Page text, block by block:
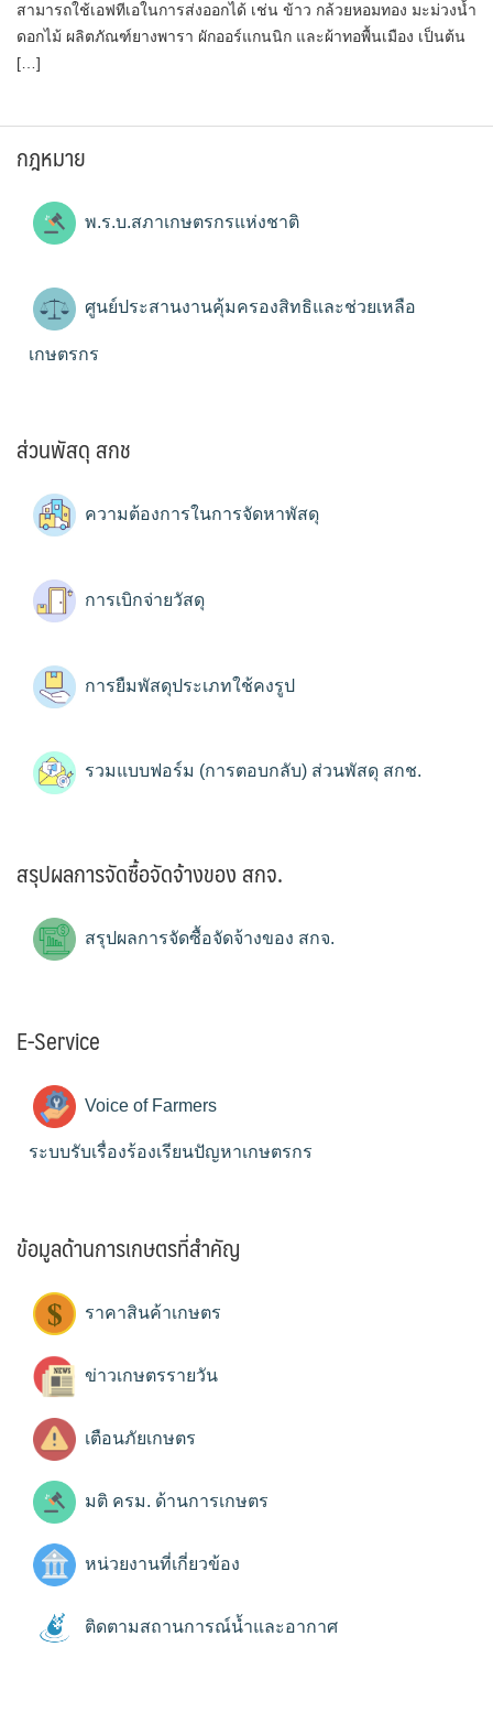
สามารถใช้เอฟทีเอในการส่งออกได้ เช่น ข้าว กล้วยหอมทอง มะม่วงน้ำ
ดอกไม้ ผลิตภัณฑ์ยางพารา ผักออร์แกนนิก และผ้าทอพื้นเมือง เป็นต้น
[…]
กฎหมาย
พ.ร.บ.สภาเกษตรกรแห่งชาติ
ศูนย์ประสานงานคุ้มครองสิทธิและช่วยเหลือ
เกษตรกร
ส่วนพัสดุ สกช
ความต้องการในการจัดหาพัสดุ
การเบิกจ่ายวัสดุ
การยืมพัสดุประเภทใช้คงรูป
รวมแบบฟอร์ม (การตอบกลับ) ส่วนพัสดุ สกช.
สรุปผลการจัดซื้อจัดจ้างของ สกจ.
สรุปผลการจัดซื้อจัดจ้างของ สกจ.
E-Service
Voice of Farmers
ระบบรับเรื่องร้องเรียนปัญหาเกษตรกร
ข้อมูลด้านการเกษตรที่สำคัญ
ราคาสินค้าเกษตร
ข่าวเกษตรรายวัน
เตือนภัยเกษตร
มติ ครม. ด้านการเกษตร
หน่วยงานที่เกี่ยวข้อง
ติดตามสถานการณ์น้ำและอากาศ